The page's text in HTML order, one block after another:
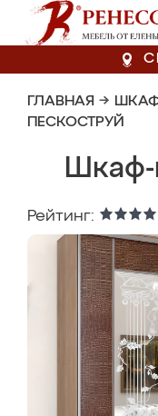
ГЛАВНАЯ →
ПЕСКОСТРУЙ
Шкаф-
Рейтинг: